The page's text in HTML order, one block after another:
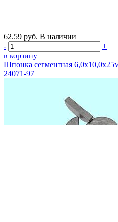
62.59 руб. В наличии
-
+
в корзину
Шпонка сегментная
24071-97